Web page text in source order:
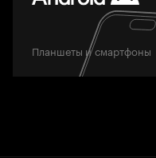
Планшеты и смартфоны